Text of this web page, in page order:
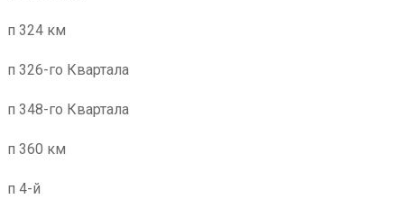
п 324 км
п 326-го Квартала
п 348-го Квартала
п 360 км
п 4-й